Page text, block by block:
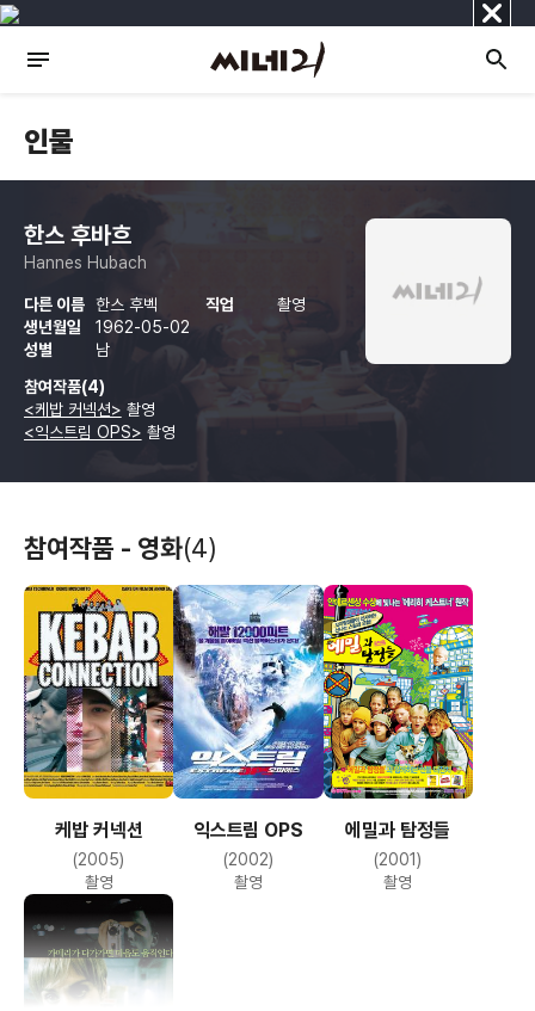
닫
기
인물
한스 후바흐
Hannes Hubach
다른 이름 한스 후벡 직업
촬영
생년월일
1962-05-02
성별
남
참여작품(4)
<케밥 커넥션> 촬영
<익스트림 OPS> 촬영
참여작품 - 영화(4)
케밥 커넥션
(2005)
촬영
익스트림 OPS
(2002)
촬영
에밀과 탐정들
(2001)
촬영